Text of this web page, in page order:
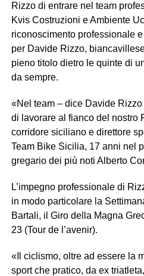
Rizzo di entrare nel team
Kvis Costruzioni e Ambiente
riconoscimento professionale
per Davide Rizzo,
pieno titolo dietro le quinte di
da sempre.
«Nel team – dice Davide
di lavorare al fianco del nostro
corridore siciliano e direttore
Team Bike Sicilia, 17 anni nel
gregario dei più noti Alberto
L’impegno professionale di
in modo particolare la
Bartali, il Giro della Magna
23 (Tour de l’avenir).
«Il ciclismo, oltre ad essere la
sport che pratico, da ex